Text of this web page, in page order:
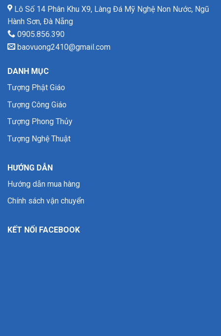
Lô Số 14 Phân Khu X9, Làng Đá Mỹ Nghệ Non Nước, Ngũ
Hành Sơn, Đà Nẵng
0905.856.390
baovuong2410@gmail.com
DANH MỤC
Tượng Phật Giáo
Tượng Công Giáo
Tượng Phong Thủy
Tượng Nghệ Thuật
HƯỚNG DẪN
Hướng dẫn mua hàng
Chính sách vận chuyển
KẾT NỐI FACEBOOK